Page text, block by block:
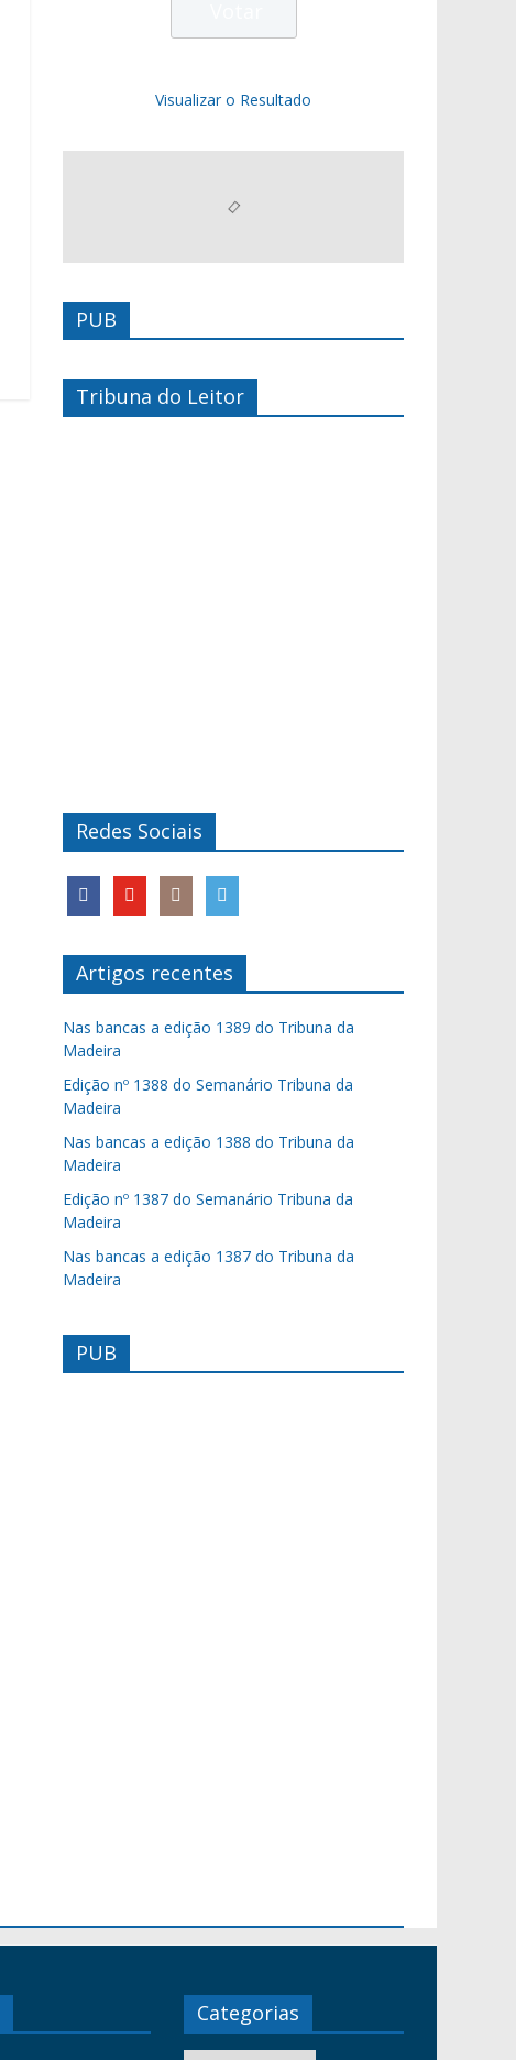
Visualizar o Resultado
PUB
Tribuna do Leitor
Redes Sociais
Artigos recentes
Nas bancas a edição 1389 do Tribuna da
Madeira
Edição nº 1388 do Semanário Tribuna da
Madeira
Nas bancas a edição 1388 do Tribuna da
Madeira
Edição nº 1387 do Semanário Tribuna da
Madeira
Nas bancas a edição 1387 do Tribuna da
Madeira
PUB
Categorias